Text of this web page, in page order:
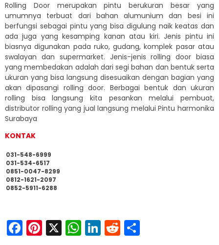
Rolling Door merupakan pintu berukuran besar yang
umumnya terbuat dari bahan alumunium dan besi ini
berfungsi sebagai pintu yang bisa digulung naik keatas dan
ada juga yang kesamping kanan atau kiri. Jenis pintu ini
biasnya digunakan pada ruko, gudang, komplek pasar atau
swalayan dan supermarket. Jenis-jenis rolling door biasa
yang membedakan adalah dari segi bahan dan bentuk serta
ukuran yang bisa langsung disesuaikan dengan bagian yang
akan dipasangi rolling door. Berbagai bentuk dan ukuran
rolling bisa langsung kita pesankan melalui pembuat,
distributor rolling yang jual langsung melalui Pintu harmonika
Surabaya
KONTAK
031-548-6999
031-534-6517
0851-0047-8299
0812-1621-2097
0852-5911-6288
Facebook
Pinterest
X WhatsApp
LinkedIn
Reddit